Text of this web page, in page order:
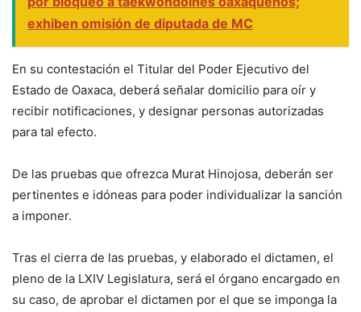
exhiben omisión de diputada de MC
En su contestación el Titular del Poder Ejecutivo del
Estado de Oaxaca, deberá señalar domicilio para oír y
recibir notificaciones, y designar personas autorizadas
para tal efecto.
De las pruebas que ofrezca Murat Hinojosa, deberán ser
pertinentes e idóneas para poder individualizar la sanción
a imponer.
Tras el cierra de las pruebas, y elaborado el dictamen, el
pleno de la LXIV Legislatura, será el órgano encargado en
su caso, de aprobar el dictamen por el que se imponga la